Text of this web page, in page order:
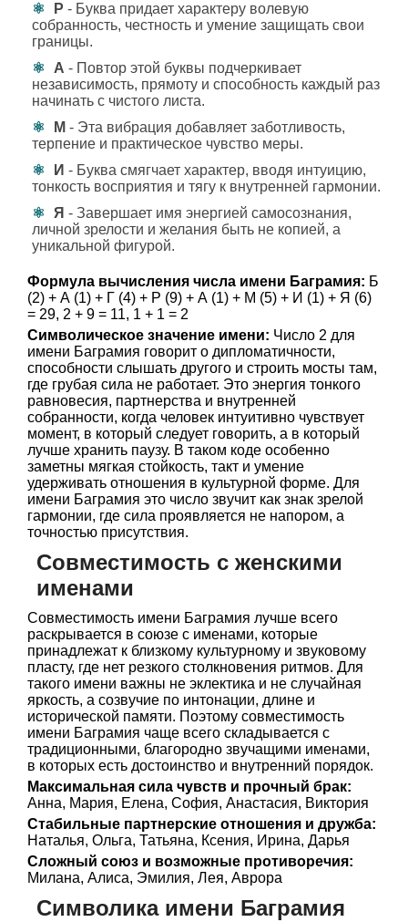
Р - Буква придает характеру волевую
собранность, честность и умение защищать свои
границы.
А - Повтор этой буквы подчеркивает
независимость, прямоту и способность каждый раз
начинать с чистого листа.
М - Эта вибрация добавляет заботливость,
терпение и практическое чувство меры.
И - Буква смягчает характер, вводя интуицию,
тонкость восприятия и тягу к внутренней гармонии.
Я - Завершает имя энергией самосознания,
личной зрелости и желания быть не копией, а
уникальной фигурой.
Формула вычисления числа имени Баграмия: Б
(2) + А (1) + Г (4) + Р (9) + А (1) + М (5) + И (1) + Я (6)
= 29, 2 + 9 = 11, 1 + 1 = 2
Символическое значение имени: Число 2 для
имени Баграмия говорит о дипломатичности,
способности слышать другого и строить мосты там,
где грубая сила не работает. Это энергия тонкого
равновесия, партнерства и внутренней
собранности, когда человек интуитивно чувствует
момент, в который следует говорить, а в который
лучше хранить паузу. В таком коде особенно
заметны мягкая стойкость, такт и умение
удерживать отношения в культурной форме. Для
имени Баграмия это число звучит как знак зрелой
гармонии, где сила проявляется не напором, а
точностью присутствия.
Совместимость с женскими
именами
Совместимость имени Баграмия лучше всего
раскрывается в союзе с именами, которые
принадлежат к близкому культурному и звуковому
пласту, где нет резкого столкновения ритмов. Для
такого имени важны не эклектика и не случайная
яркость, а созвучие по интонации, длине и
исторической памяти. Поэтому совместимость
имени Баграмия чаще всего складывается с
традиционными, благородно звучащими именами,
в которых есть достоинство и внутренний порядок.
Максимальная сила чувств и прочный брак:
Анна, Мария, Елена, София, Анастасия, Виктория
Стабильные партнерские отношения и дружба:
Наталья, Ольга, Татьяна, Ксения, Ирина, Дарья
Сложный союз и возможные противоречия:
Милана, Алиса, Эмилия, Лея, Аврора
Символика имени Баграмия